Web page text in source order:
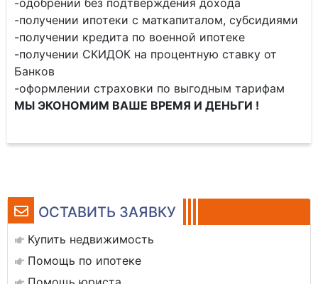
ОСТАВИТЬ ЗАЯВКУ
Купить недвижимость
Помощь по ипотеке
-одобрении без подтверждения дохода
-получении ипотеки с маткапиталом, субсидиями
-получении кредита по военной ипотеке
-получении СКИДОК на процентную ставку от
Банков
-оформлении страховки по выгодным тарифам
МЫ ЭКОНОМИМ ВАШЕ ВРЕМЯ И ДЕНЬГИ !